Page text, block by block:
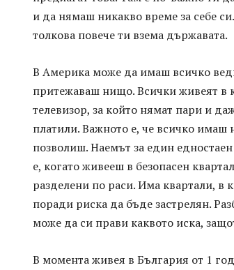
и да нямаш никакво време за себе
толкова повече ти взема държавата.
В Америка може да имаш всичко
притежаваш нищо. Всички живеят в
телевизор, за който нямат пари и
платили. Важното е, че всичко
позволиш. Наемът за един
е, когато живееш в безопасен
разделени по раси. Има квартали, в
поради риска да бъде застрелян.
може да си прави каквото иска,
В момента живея в България от 1